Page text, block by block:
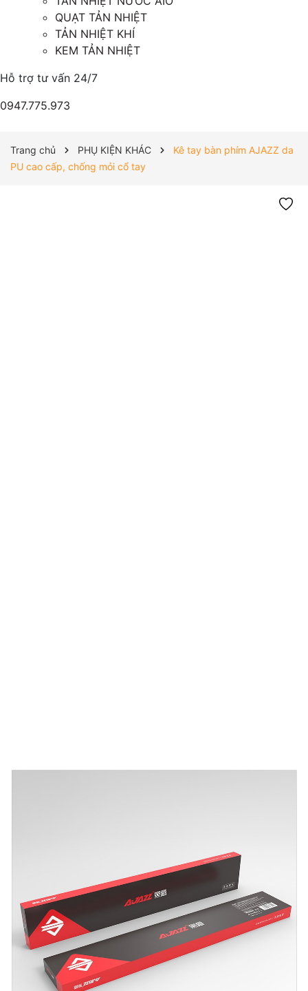
QUẠT TẢN NHIỆT
TẢN NHIỆT KHÍ
KEM TẢN NHIỆT
Hỗ trợ tư vấn 24/7
0947.775.973
Trang chủ PHỤ KIỆN KHÁC
Kê tay bàn phím AJAZZ da
PU cao cấp, chống mỏi cổ tay